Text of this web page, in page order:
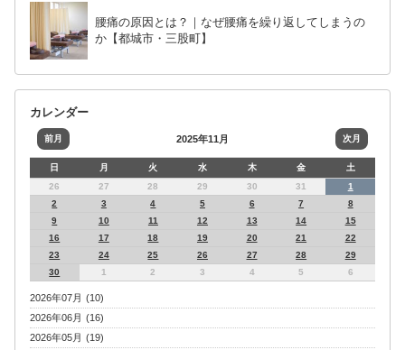
腰痛の原因とは？｜なぜ腰痛を繰り返してしまうの
か【都城市・三股町】
カレンダー
前月 2025年11月 次月
日 月 火 水 木 金
土
26
27 28 29 30 31
1
2
3 4 5 6 7
8
9
10 11 12 13 14
15
16
17 18 19 20 21
22
23
24 25 26 27 28
29
30
1 2 3 4 5 6
2026年07月 (10)
2026年06月 (16)
2026年05月 (19)